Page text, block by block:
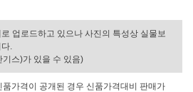
업로드하고 있으나 사진의 특성상 실물보
.
스)가 있을 수 있음)
가격이 공개된 경우 신품가격대비 판매가